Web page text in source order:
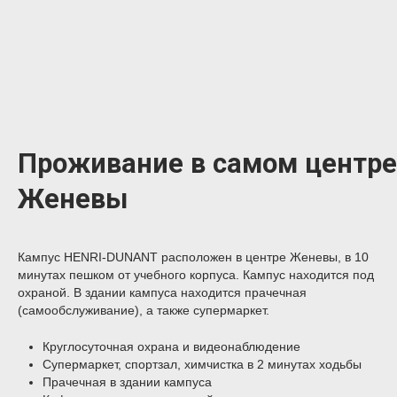
Проживание в самом центре
Женевы
Кампус HENRI-DUNANT расположен в центре Женевы, в 10
минутах пешком от учебного корпуса. Кампус находится под
охраной. В здании кампуса находится прачечная
(самообслуживание), а также супермаркет.
Круглосуточная охрана и видеонаблюдение
Супермаркет, спортзал, химчистка в 2 минутах ходьбы
Прачечная в здании кампуса